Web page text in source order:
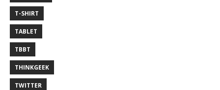
T-SHIRT
TABLET
TBBT
THINKGEEK
TWITTER